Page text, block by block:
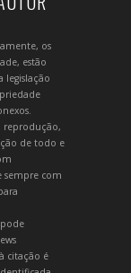
os
estão
legislação
reprodução,
de todo e
sempre com
citação é